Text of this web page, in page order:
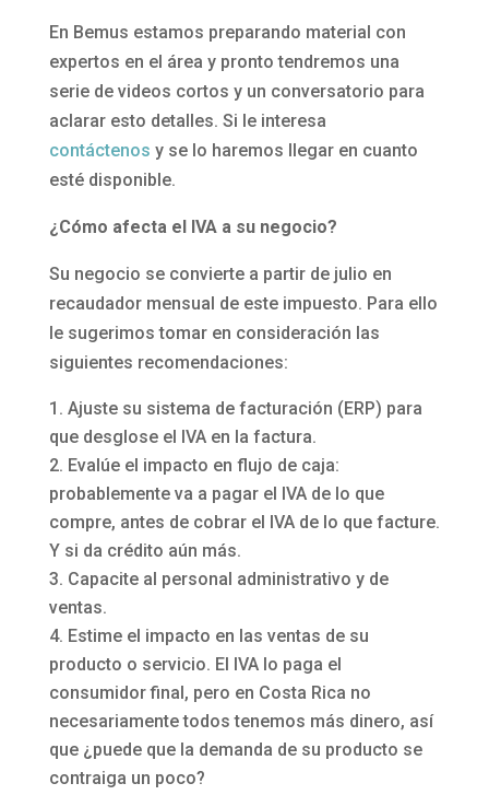
En Bemus estamos preparando material con
expertos en el área y pronto tendremos una
serie de videos cortos y un conversatorio para
aclarar esto detalles. Si le interesa
contáctenos y se lo haremos llegar en cuanto
esté disponible.
¿Cómo afecta el IVA a su negocio?
Su negocio se convierte a partir de julio en
recaudador mensual de este impuesto. Para ello
le sugerimos tomar en consideración las
siguientes recomendaciones:
Ajuste su sistema de facturación (ERP) para
que desglose el IVA en la factura.
Evalúe el impacto en flujo de caja:
probablemente va a pagar el IVA de lo que
compre, antes de cobrar el IVA de lo que facture.
Y si da crédito aún más.
Capacite al personal administrativo y de
ventas.
Estime el impacto en las ventas de su
producto o servicio. El IVA lo paga el
consumidor final, pero en Costa Rica no
necesariamente todos tenemos más dinero, así
que ¿puede que la demanda de su producto se
contraiga un poco?